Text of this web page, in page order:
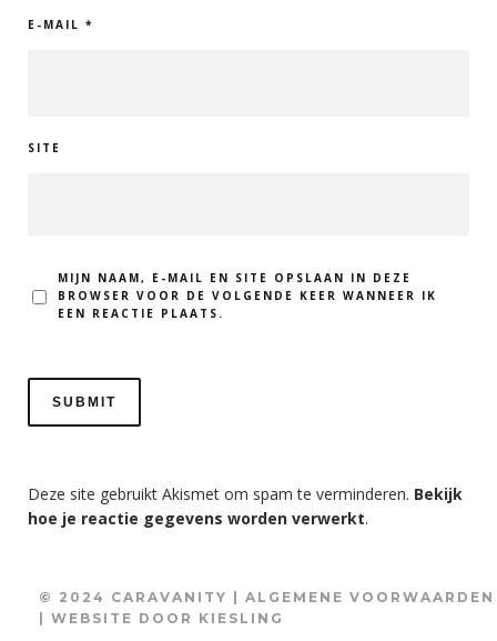
E-MAIL *
SITE
MIJN NAAM, E-MAIL EN SITE OPSLAAN IN DEZE
BROWSER VOOR DE VOLGENDE KEER WANNEER IK
EEN REACTIE PLAATS.
Deze site gebruikt Akismet om spam te verminderen. Bekijk
hoe je reactie gegevens worden verwerkt.
© 2024 CARAVANITY | ALGEMENE VOORWAARDEN
| WEBSITE DOOR KIESLING